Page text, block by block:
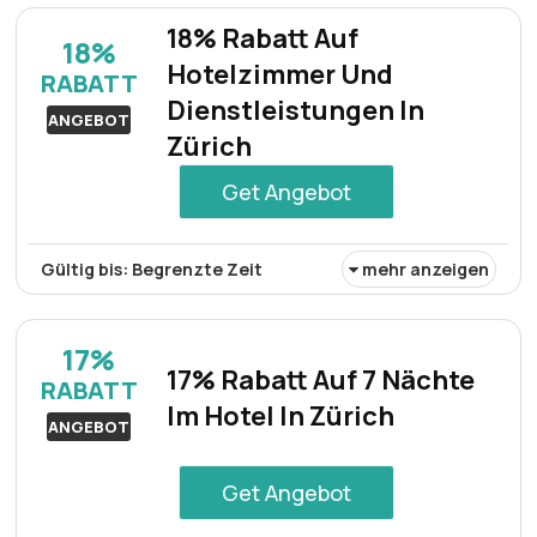
großzügige 20% Rabatt auf Flüge nach Hamburg bei
Buchung einer Unterkunft in einem teilnehmenden Hotel.
Diese Möglichkeit ermöglicht es Einzelpersonen, ihre
Reisekosten erheblich einzusparen.
18%
RABATT
ANGEBOT
18% Rabatt Auf
Hotelzimmer Und
Dienstleistungen In
Zürich
Get Angebot
Gültig bis: Begrenzte Zeit mehr anzeigen
dieser wunderschönen Schweizer Stadt ermäßigte
Preise für Unterkünfte und verschiedene
Annehmlichkeiten.
17%
RABATT
ANGEBOT
17% Rabatt Auf 7 Nächte
Im Hotel In Zürich
Get Angebot